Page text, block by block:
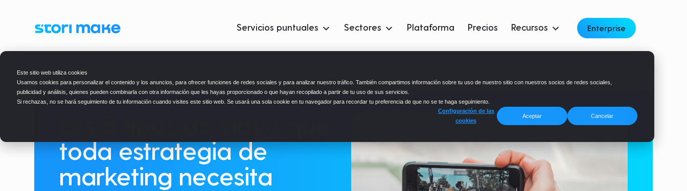
Este sitio web utiliza cookies
Usamos cookies para personalizar el contenido y los anuncios, para ofrecer funciones de redes sociales y para analizar nuestro tráfico. También compartimos información sobre tu uso de nuestro sitio con nuestros socios de redes sociales,
publicidad y análisis, quienes pueden combinarla con otra información que les hayas proporcionado o que hayan recopilado a partir de tu uso de sus servicios.
Si rechazas, no se hará seguimiento de tu información cuando visites este sitio web. Se usará una sola cookie en tu navegador para recordar tu preferencia de que no se te haga seguimiento.
Configuración de las
cookies
Aceptar Cancelar
Servicios puntuales Sectores Plataforma Precios Recursos Enterprise
BLOG> MARKETING
toda estrategia de
marketing necesita